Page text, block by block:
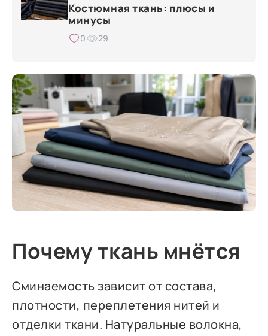
Костюмная ткань: плюсы и
минусы
0 29
Почему ткань мнётся
Сминаемость зависит от состава,
плотности, переплетения нитей и
отделки ткани. Натуральные волокна,